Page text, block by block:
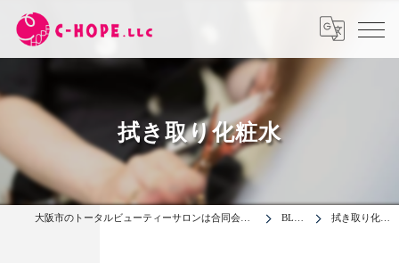
拭き取り化粧水
大阪市のトータルビューティーサロンは合同会社C-HOPE BLOG 拭き取り化粧水